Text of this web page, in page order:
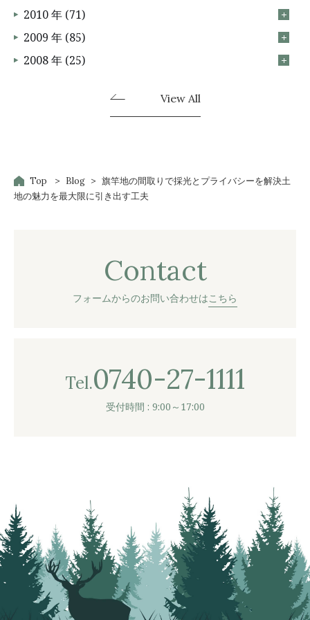
2010 年 (71)
2009 年 (85)
2008 年 (25)
View All
Top Blog
旗竿地の間取りで採光とプライバシーを解決土
地の魅力を最大限に引き出す工夫
Contact
フォームからのお問い合わせはこちら
Tel.0740-27-1111
受付時間 : 9:00～17:00